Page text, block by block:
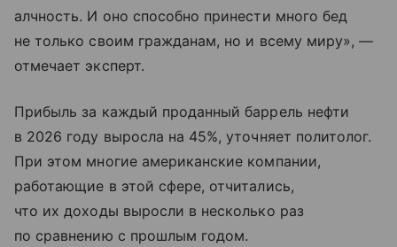
алчность. И оно способно принести много бед
не только своим гражданам, но и всему миру», —
отмечает эксперт.
Прибыль за каждый проданный баррель нефти
в 2026 году выросла на 45%, уточняет политолог.
При этом многие американские компании,
работающие в этой сфере, отчитались,
что их доходы выросли в несколько раз
по сравнению с прошлым годом.